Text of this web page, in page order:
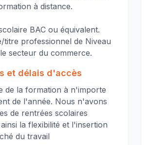
à distance.
BAC ou équivalent.
titre professionnel de Niveau
secteur du commerce.
et délais d'accès
de la formation à n'importe
de l'année. Nous n'avons
de rentrées scolaires
la flexibilité et l'insertion
du travail